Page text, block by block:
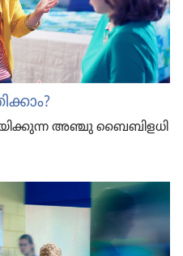
അഞ്ചു ബൈബി​ള​ധി​